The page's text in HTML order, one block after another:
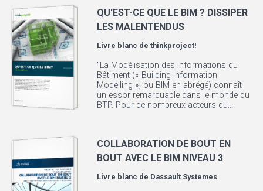
QU'EST-CE QUE LE BIM ? DISSIPER
LES MALENTENDUS
Livre blanc dethinkproject!
"La Modélisation des Informations du
Bâtiment (« Building Information
Modelling », ou BIM en abrégé) connaît
un essor remarquable dans le monde du
BTP. Pour de nombreux acteurs du...
COLLABORATION DE BOUT EN
BOUT AVEC LE BIM NIVEAU 3
Livre blanc de Dassault Systemes